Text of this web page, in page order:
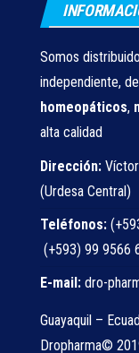
Somos
independiente,
homeopáticos,
alta calidad
Dirección:
(Urdesa Central)
Teléfonos:
(+593) 99 9566
E-mail: dro-
Guayaquil –
Dropharma©